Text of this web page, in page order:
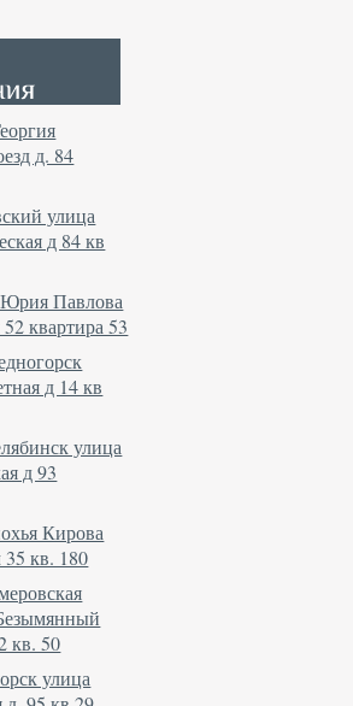
д. 84
улица
д 84 кв
Павлова
квартира 53
д 14 кв
улица
д 93
Кирова
кв. 180
кв. 50
улица